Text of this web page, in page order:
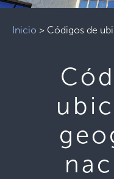
Inicio > Códigos de